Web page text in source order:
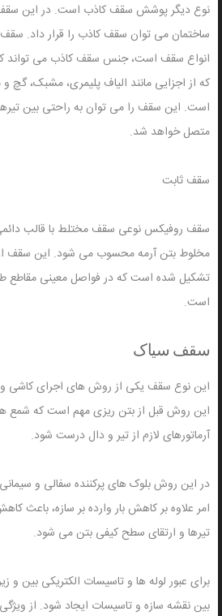
نوع دیگر پوشش سقف کاذب است. در این سقف
ساختمان می توان سقف کاذب را قرار داد.
انواع سقف است، جنس سقف کاذب می تواند
که از اجزایی مانند الیاف پلیمری، مشبک، گچ
است. این سقف را می توان به راحتی بین
متصل خواهد شد.
سقف ثابت
سقف روفیکس نوعی سقف مختلط با قالب
مخلوط بتن آرمه محسوب می شود. این سقف
تشکیل شده است که در فواصل معینی مقاطع
است.
سقف سیاک
این نوع سقف یکی از روش های اجرای کاشی
این روش قبل از بتن ریزی مهم است که شمع
آرماتورهای لازم از تیر و دال درست شود.
در این روش بلوک های پرکننده سفالی و
امر علاوه بر کاهش بار وارده بر سازه، باعث
تیرها و ارتقای سطح کیفی بتن می شود.
برای عبور لوله ها و تاسیسات الکتریکی بین و
بین نقشه سازه و تاسیسات ایجاد شود. از